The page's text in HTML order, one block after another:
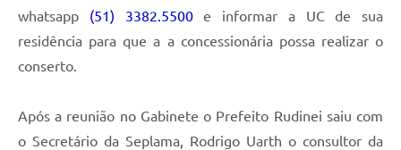
whatsapp (51) 3382.5500e informar a UC de sua
residência para que a a concessionária possa realizar o
conserto.
Após a reunião no Gabinete o Prefeito Rudinei saiu com
o Secretário da Seplama, Rodrigo Uarth o consultor da